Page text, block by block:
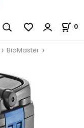
0
BioMaster